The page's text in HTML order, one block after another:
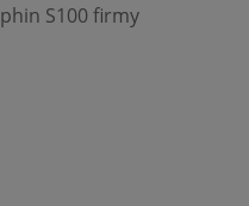
S100 firmy